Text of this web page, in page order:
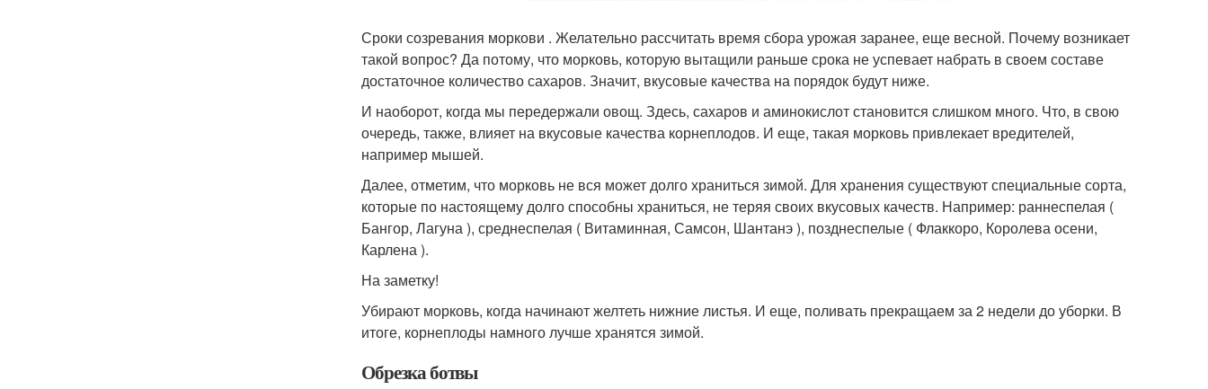
Сроки созревания моркови . Желательно рассчитать время сбора урожая заранее, еще весной. Почему возникает
такой вопрос? Да потому, что морковь, которую вытащили раньше срока не успевает набрать в своем составе
достаточное количество сахаров. Значит, вкусовые качества на порядок будут ниже.
И наоборот, когда мы передержали овощ. Здесь, сахаров и аминокислот становится слишком много. Что, в свою
очередь, также, влияет на вкусовые качества корнеплодов. И еще, такая морковь привлекает вредителей,
например мышей.
Далее, отметим, что морковь не вся может долго храниться зимой. Для хранения существуют специальные сорта,
которые по настоящему долго способны храниться, не теряя своих вкусовых качеств. Например: раннеспелая (
Бангор, Лагуна ), среднеспелая ( Витаминная, Самсон, Шантанэ ), позднеспелые ( Флаккоро, Королева осени,
Карлена ).
На заметку!
Убирают морковь, когда начинают желтеть нижние листья. И еще, поливать прекращаем за 2 недели до уборки. В
итоге, корнеплоды намного лучше хранятся зимой.
Обрезка ботвы